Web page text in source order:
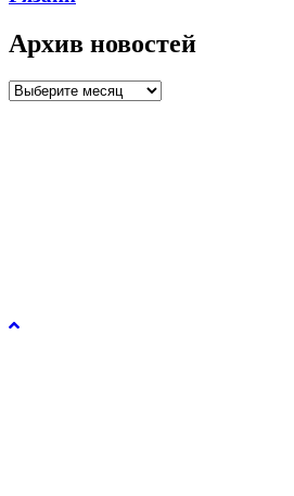
Архив новостей
Архив